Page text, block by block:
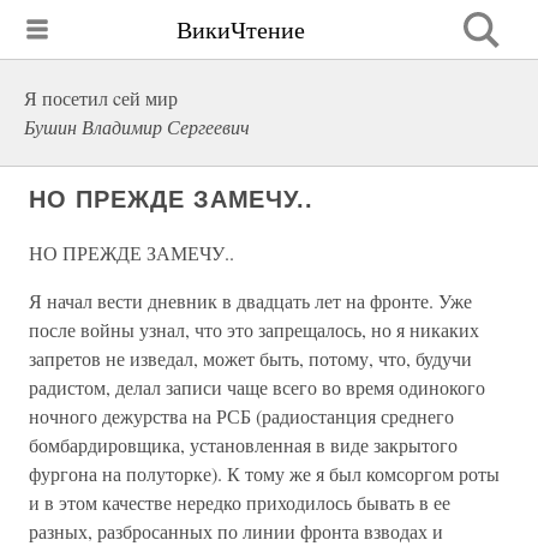
ВикиЧтение
Я посетил cей мир
Бушин Владимир Сергеевич
НО ПРЕЖДЕ ЗАМЕЧУ..
НО ПРЕЖДЕ ЗАМЕЧУ..
Я начал вести дневник в двадцать лет на фронте. Уже
после войны узнал, что это запрещалось, но я никаких
запретов не изведал, может быть, потому, что, будучи
радистом, делал записи чаще всего во время одинокого
ночного дежурства на РСБ (радиостанция среднего
бомбардировщика, установленная в виде закрытого
фургона на полуторке). К тому же я был комсоргом роты
и в этом качестве нередко приходилось бывать в ее
разных, разбросанных по линии фронта взводах и